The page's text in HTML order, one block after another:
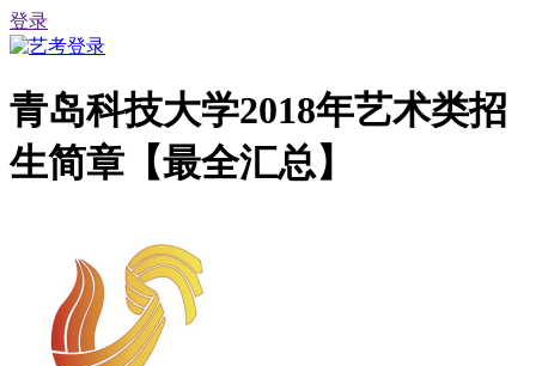
登录
青岛科技大学2018年艺术类招
生简章【最全汇总】